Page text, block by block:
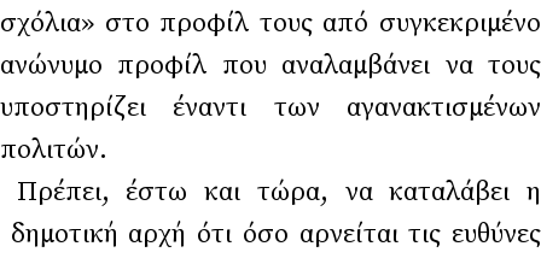
σχόλια» στο προφίλ τους από συγκεκριμένο
ανώνυμο προφίλ που αναλαμβάνει να τους
υποστηρίζει έναντι των αγανακτισμένων
Πρέπει, έστω και τώρα, να καταλάβει η
δημοτική αρχή ότι όσο αρνείται τις ευθύνες